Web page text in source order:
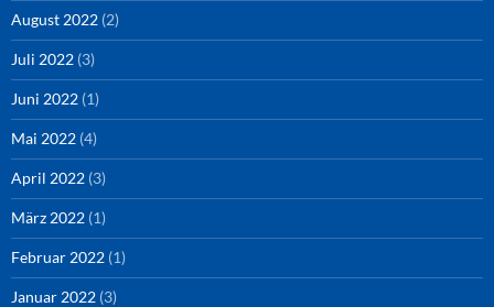
August 2022 (2)
Juli 2022 (3)
Juni 2022 (1)
Mai 2022 (4)
April 2022 (3)
März 2022 (1)
Februar 2022 (1)
Januar 2022 (3)